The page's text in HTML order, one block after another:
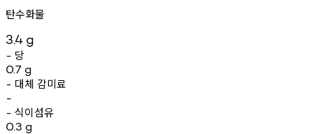
탄수화물
3.4 g
- 당
0.7 g
- 대체 감미료
-
- 식이섬유
0.3 g